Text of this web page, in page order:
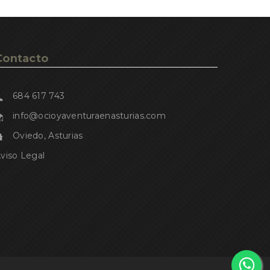
684 617 743
info@ocioyaventuraenasturias.com
Oviedo, Asturias
Legal